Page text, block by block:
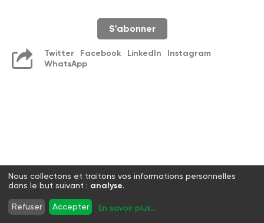
S'abonner
Twitter Facebook LinkedIn
Instagram
WhatsApp
Nous collectons et traitons vos informations personnelles
dans le but suivant : analyse.
Refuser Accepter En savoir plus...